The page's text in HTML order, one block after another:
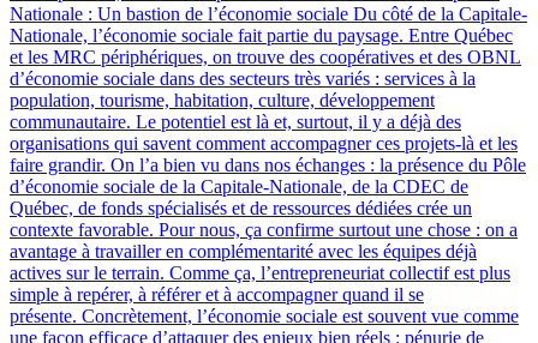
Nationale : Un bastion de l’économie sociale Du côté de la Capitale-
Nationale, l’économie sociale fait partie du paysage. Entre Québec
et les MRC périphériques, on trouve des coopératives et des OBNL
d’économie sociale dans des secteurs très variés : services à la
population, tourisme, habitation, culture, développement
communautaire. Le potentiel est là et, surtout, il y a déjà des
organisations qui savent comment accompagner ces projets-là et les
faire grandir. On l’a bien vu dans nos échanges : la présence du Pôle
d’économie sociale de la Capitale-Nationale, de la CDEC de
Québec, de fonds spécialisés et de ressources dédiées crée un
contexte favorable. Pour nous, ça confirme surtout une chose : on a
avantage à travailler en complémentarité avec les équipes déjà
actives sur le terrain. Comme ça, l’entrepreneuriat collectif est plus
simple à repérer, à référer et à accompagner quand il se
présente. Concrètement, l’économie sociale est souvent vue comme
une façon efficace d’attaquer des enjeux bien réels : pénurie de